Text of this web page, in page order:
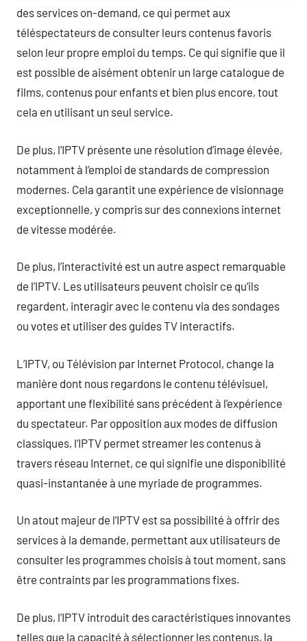
des services on-demand, ce qui permet aux
téléspectateurs de consulter leurs contenus favoris
selon leur propre emploi du temps. Ce qui signifie que il
est possible de aisément obtenir un large catalogue de
films, contenus pour enfants et bien plus encore, tout
cela en utilisant un seul service.
De plus, l’IPTV présente une résolution d’image élevée,
notamment à l’emploi de standards de compression
modernes. Cela garantit une expérience de visionnage
exceptionnelle, y compris sur des connexions internet
de vitesse modérée.
De plus, l’interactivité est un autre aspect remarquable
de l’IPTV. Les utilisateurs peuvent choisir ce qu’ils
regardent, interagir avec le contenu via des sondages
ou votes et utiliser des guides TV interactifs.
L’IPTV, ou Télévision par Internet Protocol, change la
manière dont nous regardons le contenu télévisuel,
apportant une flexibilité sans précédent à l’expérience
du spectateur. Par opposition aux modes de diffusion
classiques, l’IPTV permet streamer les contenus à
travers réseau Internet, ce qui signifie une disponibilité
quasi-instantanée à une myriade de programmes.
Un atout majeur de l’IPTV est sa possibilité à offrir des
services à la demande, permettant aux utilisateurs de
consulter les programmes choisis à tout moment, sans
être contraints par les programmations fixes.
De plus, l’IPTV introduit des caractéristiques innovantes
telles que la capacité à sélectionner les contenus, la